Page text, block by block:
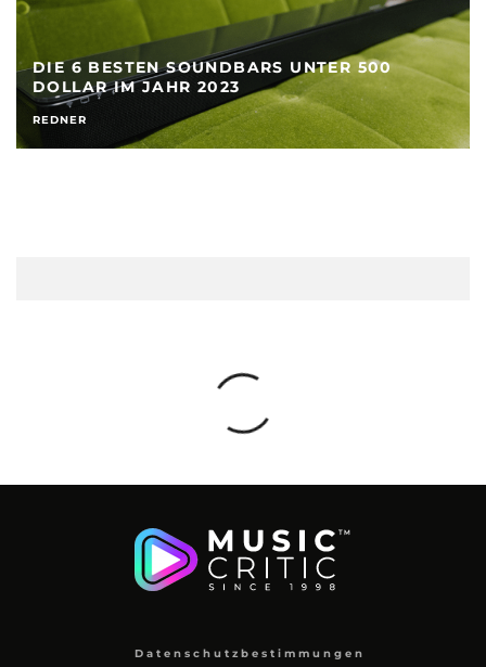
DIE 6 BESTEN SOUNDBARS UNTER 500
DOLLAR IM JAHR 2023
REDNER
Datenschutzbestimmungen